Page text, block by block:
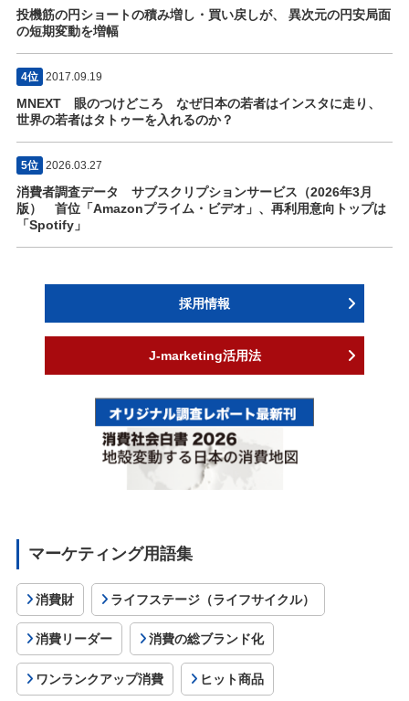
投機筋の円ショートの積み増し・買い戻しが、 異次元の円安局面
の短期変動を増幅
4位 2017.09.19
MNEXT 眼のつけどころ なぜ日本の若者はインスタに走り、
世界の若者はタトゥーを入れるのか？
5位 2026.03.27
消費者調査データ サブスクリプションサービス（2026年3月
版） 首位「Amazonプライム・ビデオ」、再利用意向トップは
「Spotify」
採用情報
J-marketing活用法
マーケティング用語集
消費財 ライフステージ（ライフサイクル）
消費リーダー 消費の総ブランド化
ワンランクアップ消費 ヒット商品